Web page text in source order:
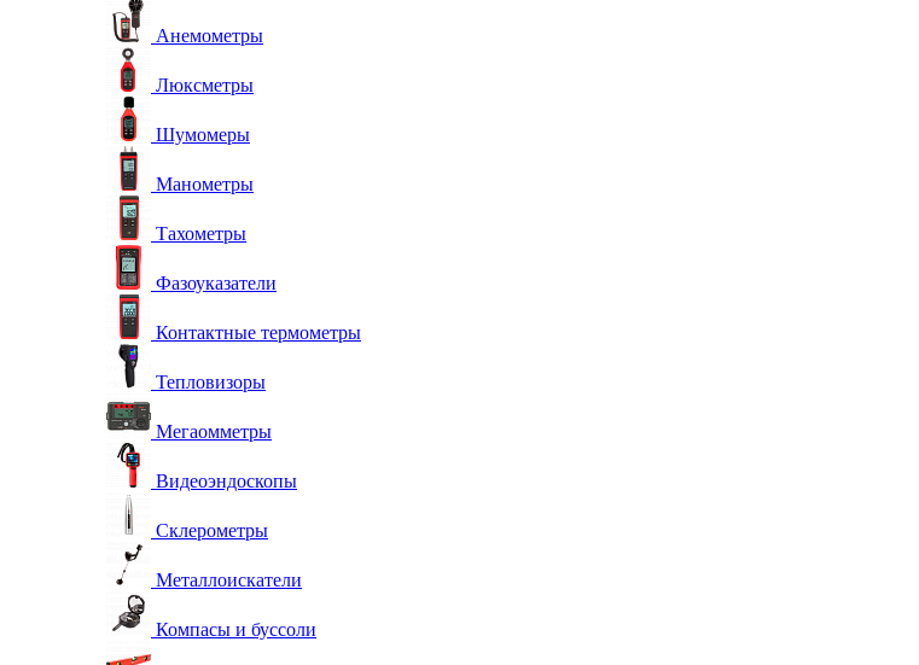
Анемометры
Люксметры
Шумомеры
Манометры
Тахометры
Фазоуказатели
Контактные термометры
Тепловизоры
Мегаомметры
Видеоэндоскопы
Склерометры
Металлоискатели
Компасы и буссоли